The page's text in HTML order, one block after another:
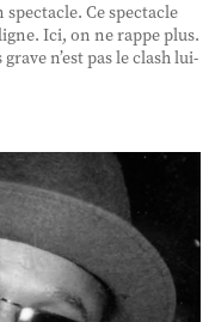
spectacle. Ce spectacle
Ici, on ne rappe plus.
n’est pas le clash lui-